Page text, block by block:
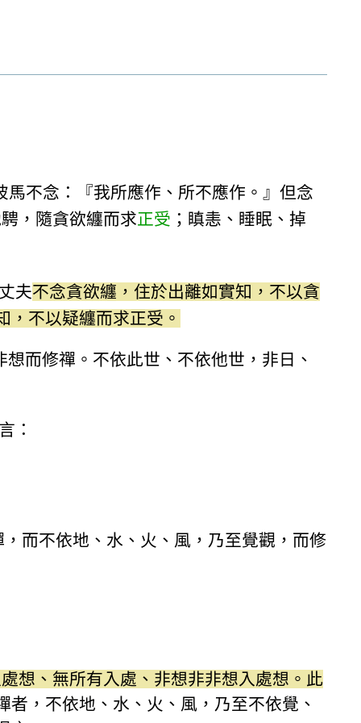
馬不念：『我所應作、所不應作。』但念
，隨貪欲纏而求正受 ；瞋恚、睡眠、掉
夫不念貪欲纏，住於出離如實知，不以貪
不以疑纏而求正受。
而修禪。不依此世、不依他世，非日、
：
而不依地、水、火、風，乃至覺觀，而修
想、無所有入處、非想非非想入處想。此
者，不依地、水、火、風，乃至不依覺、